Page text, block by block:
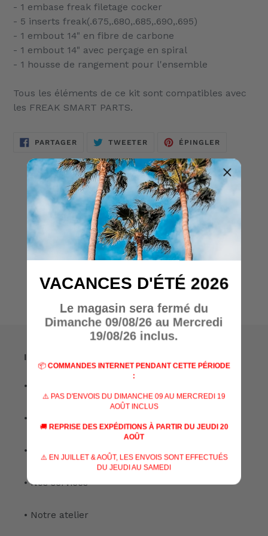
- 1 embase freak filetage cocker
- 5 inserts freak(.675,.680,.685,.690,.695)
- 1 embout 14" en fibre de carbone
- 1 embout 14" avec perçage en spiral
- 1 housse de rangement pour l'ensemble
Tous les éléments de ce kit sont compatibles avec
les FREAK SMART PARTS.
PARTAGERPARTAGER
SUR
TWEETER TWEETERÉPINGLER
AVIS CLIENTS
Soyez le premier à écrire un avis
Écrire un avis
Informations
• A propos de nous
• Nos marques
• Nos spécialisations
• Nos services
• Notre atelier
VACANCES D'ÉTÉ 2026
Le magasin sera fermé du
Dimanche 09/08/26 au Mercredi
19/08/26 inclus.
📦 COMMANDES INTERNET PENDANT CETTE PÉRIODE
:
⚠️ PAS D'ENVOIS DU DIMANCHE 09 AU MERCREDI 19
AOÛT INCLUS
🚚 REPRISE DES EXPÉDITIONS À PARTIR DU JEUDI 20
AOÛT
⚠️ EN JUILLET & AOÛT, LES ENVOIS SONT EFFECTUÉS
DU JEUDI AU SAMEDI